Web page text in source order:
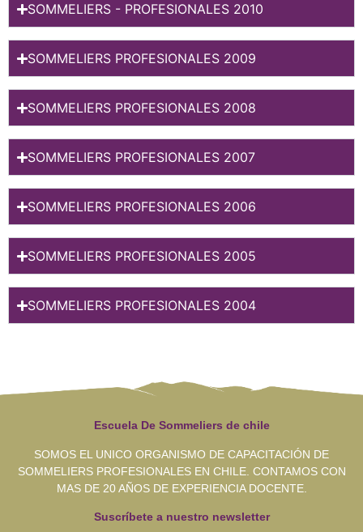
SOMMELIERS - PROFESIONALES 2010
SOMMELIERS PROFESIONALES 2009
SOMMELIERS PROFESIONALES 2008
SOMMELIERS PROFESIONALES 2007
SOMMELIERS PROFESIONALES 2006
SOMMELIERS PROFESIONALES 2005
SOMMELIERS PROFESIONALES 2004
Escuela De Sommeliers de chile
SOMOS EL UNICO ORGANISMO DE CAPACITACIÓN DE
SOMMELIERS PROFESIONALES EN CHILE. CONTAMOS CON
MAS DE 20 AÑOS DE EXPERIENCIA DOCENTE.
Suscríbete a nuestro newsletter